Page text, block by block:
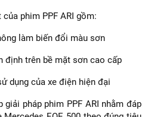
phim PPF ARI gồm:
làm biến đổi màu sơn
định trên bề mặt sơn cao cấp
dụng của xe điện hiện đại
giải pháp phim PPF ARI nhằm đáp